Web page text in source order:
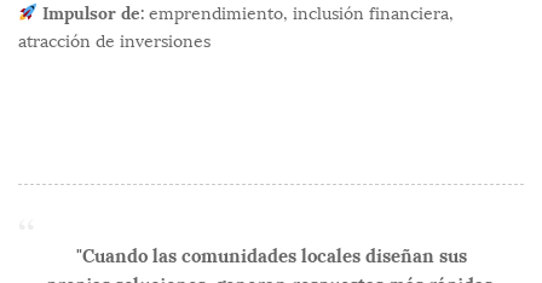
Impulsor de:emprendimiento, inclusión financiera,
atracción de inversiones
"Cuando las comunidades locales diseñan sus